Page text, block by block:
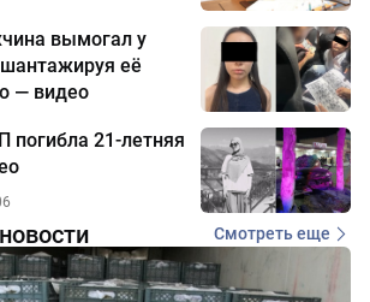
вымогал у
её
— видео
погибла 21-летняя
Смотреть еще